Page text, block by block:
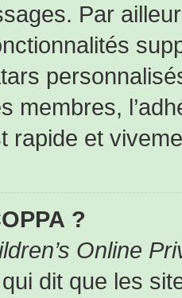
Par
membres,
rapide et
?
Online
dit que les